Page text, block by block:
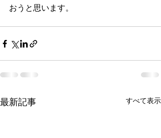
おうと思います。
最新記事 すべて表示